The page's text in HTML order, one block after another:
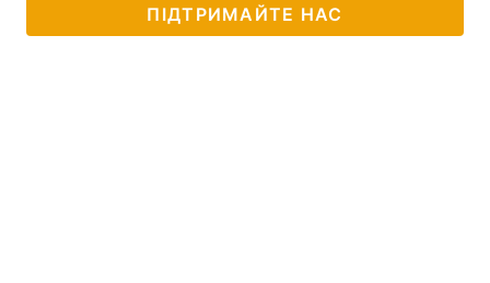
ПІДТРИМАЙТЕ НАС